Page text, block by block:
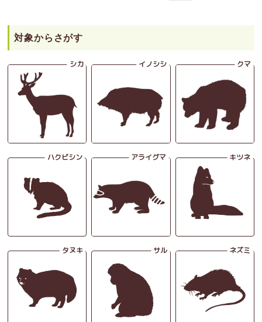
対象からさがす